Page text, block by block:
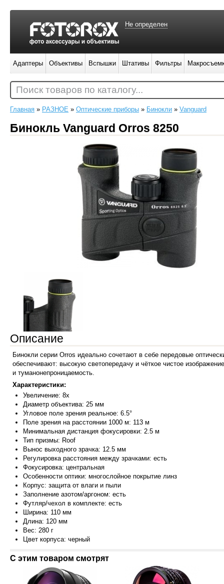
Главная » РАЗНОЕ » Оптические приборы » Бинокли » Vanguard
Бинокль Vanguard Orros 8250
Описание
Бинокли серии Orros идеально сочетают в себе передовые
обеспечивают: высокую светопередачу и чёткое чистое
и туманонепроницаемость.
Характеристики:
Увеличение: 8x
Диаметр объектива: 25 мм
Угловое поле зрения реальное: 6.5°
Поле зрения на расстоянии 1000 м: 113 м
Минимальная дистанция фокусировки: 2.5 м
Тип призмы: Roof
Вынос выходного зрачка: 12.5 мм
Регулировка расстояния между зрачками: есть
Фокусировка: центральная
Особенности оптики: многослойное покрытие линз
Корпус: защита от влаги и пыли
Заполнение азотом/аргоном: есть
Футляр/чехол в комплекте: есть
Ширина: 110 мм
Длина: 120 мм
Вес: 280 г
Цвет корпуса: черный
С этим товаром смотрят
Не определен
Адаптеры Объективы Вспышки Штативы Фильтры
Поиск товаров по каталогу...